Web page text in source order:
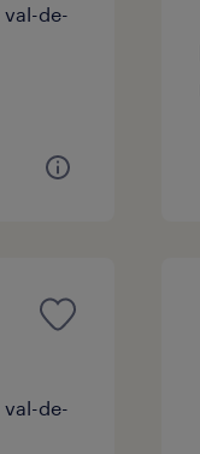
de-
de-